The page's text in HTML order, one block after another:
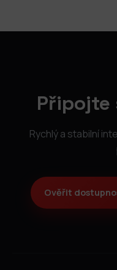
Připojte
Rychlý a stabilní
Ověřit